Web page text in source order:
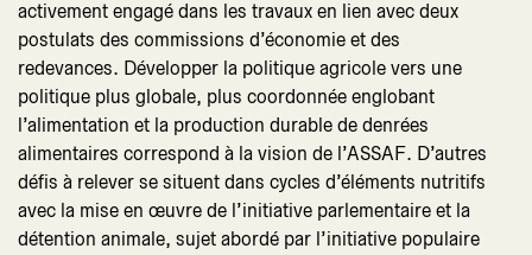
activement engagé dans les travaux en lien avec deux
postulats des commissions d’économie et des
redevances. Développer la politique agricole vers une
politique plus globale, plus coordonnée englobant
l’alimentation et la production durable de denrées
alimentaires correspond à la vision de l’ASSAF. D’autres
défis à relever se situent dans cycles d’éléments nutritifs
avec la mise en œuvre de l’initiative parlementaire et la
détention animale, sujet abordé par l’initiative populaire